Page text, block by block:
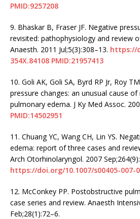
PMID:9257208
9. Bhaskar B, Fraser JF. Negative
revisited: pathophysiology and review
Anaesth. 2011 Jul;5(3):308–13. https://
354X.84108 PMID:21957413
10. Goli AK, Goli SA, Byrd RP Jr, Roy
pressure changes: an unusual cause
pulmonary edema. J Ky Med Assoc.
PMID:14502951
11. Chuang YC, Wang CH, Lin YS.
edema: report of three cases and
Arch Otorhinolaryngol. 2007
https://doi.org/10.1007/s00405-007-
12. McConkey PP. Postobstructive
case series and review. Anaesth
Feb;28(1):72–6.